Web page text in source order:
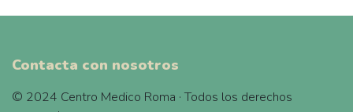
Contacta con nosotros
© 2024 Centro Medico Roma · Todos los derechos